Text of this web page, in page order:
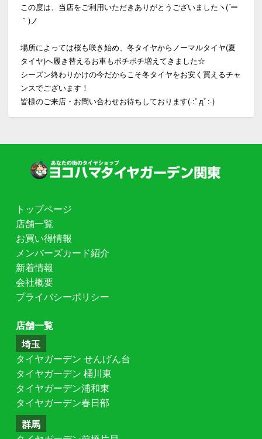
この度は、当店をご利用いただきありがとうございましたヽ(´ー
｀)ノ
場所によっては桜も咲き始め、冬タイヤからノーマルタイヤ(夏
タイヤ)へ履き替えるお車もボチボチ増えてきました☆
シーズン終わりかけの今だからこそ冬タイヤをお安く買えるチャ
ンスでございます！
皆様のご来店・お問い合わせお待ちしております(·:ﾟдﾟ:·)
トップページ
店舗一覧
お買い得情報
メンバーズカード紹介
新着情報
会社概要
プライバシーポリシー
店舗一覧
埼玉
タイヤガーデン せんげん台
タイヤガーデン 桶川東
タイヤガーデン浦和東
タイヤガーデン春日部
群馬